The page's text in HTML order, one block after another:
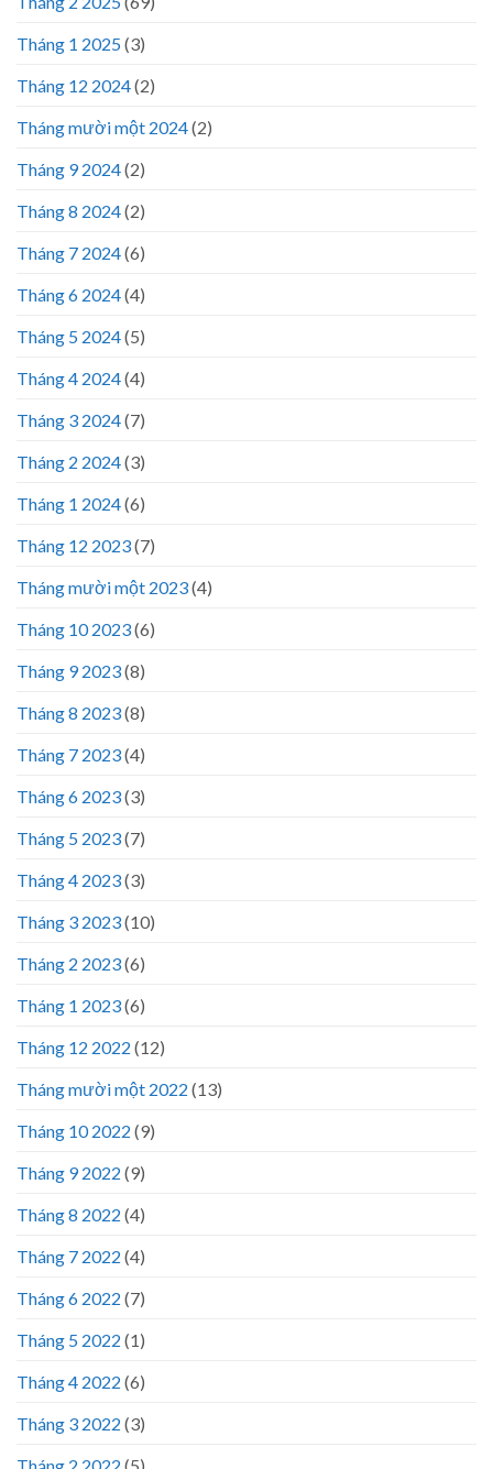
Tháng 1 2025(3)
Tháng 12 2024(2)
Tháng mười một 2024(2)
Tháng 9 2024(2)
Tháng 8 2024(2)
Tháng 7 2024(6)
Tháng 6 2024(4)
Tháng 5 2024(5)
Tháng 4 2024(4)
Tháng 3 2024(7)
Tháng 2 2024(3)
Tháng 1 2024(6)
Tháng 12 2023(7)
Tháng mười một 2023(4)
Tháng 10 2023(6)
Tháng 9 2023(8)
Tháng 8 2023(8)
Tháng 7 2023(4)
Tháng 6 2023(3)
Tháng 5 2023(7)
Tháng 4 2023(3)
Tháng 3 2023(10)
Tháng 2 2023(6)
Tháng 1 2023(6)
Tháng 12 2022 (12)
Tháng mười một 2022 (13)
Tháng 10 2022 (9)
Tháng 9 2022 (9)
Tháng 8 2022 (4)
Tháng 7 2022 (4)
Tháng 6 2022 (7)
Tháng 5 2022 (1)
Tháng 4 2022 (6)
Tháng 3 2022 (3)
Tháng 2 2022 (5)